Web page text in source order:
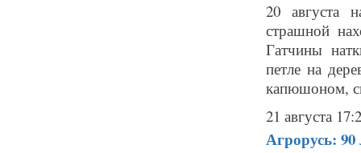
20 августа
страшной
Гатчины
петле на
капюшоном,
21 августа
Агрорусь: 90